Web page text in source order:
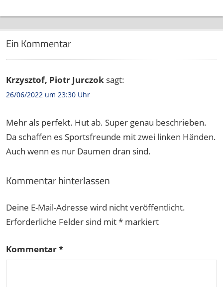
Ein Kommentar
Krzysztof, Piotr Jurczok sagt:
26/06/2022 um 23:30 Uhr
Mehr als perfekt. Hut ab. Super genau beschrieben.
Da schaffen es Sportsfreunde mit zwei linken Händen.
Auch wenn es nur Daumen dran sind.
Kommentar hinterlassen
Deine E-Mail-Adresse wird nicht veröffentlicht.
Erforderliche Felder sind mit*markiert
Kommentar*